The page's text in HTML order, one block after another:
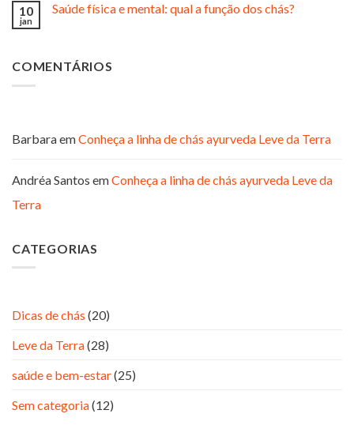
10
jan
Saúde física e mental: qual a função dos chás?
COMENTÁRIOS
BarbaraemConheça a linha de chás ayurveda Leve da Terra
Andréa Santos emConheça a linha de chás ayurveda Leve da
Terra
CATEGORIAS
Dicas de chás (20)
Leve da Terra(28)
saúde e bem-estar(25)
Sem categoria(12)